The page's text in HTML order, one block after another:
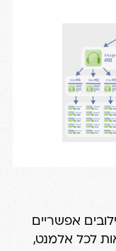
יש לנו כאמור 45 שילובים אפשריים
לכל אלמנט,